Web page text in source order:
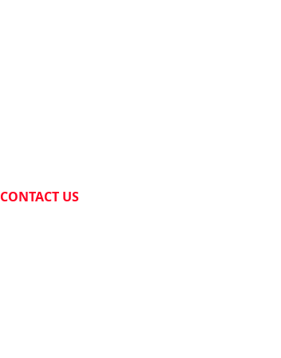
CONTACT US